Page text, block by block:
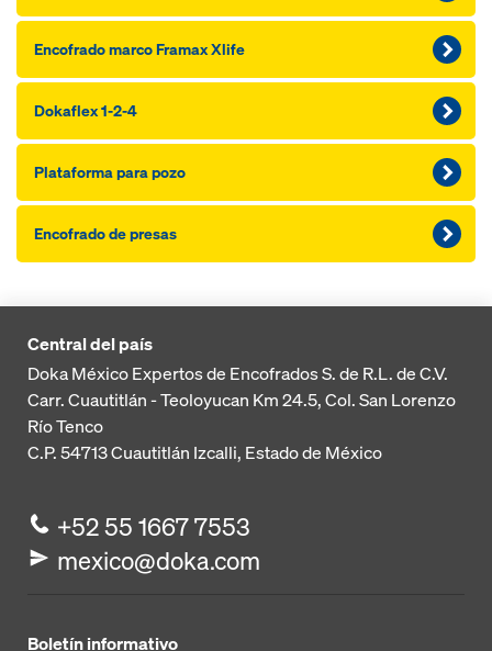
Encofrado marco Framax Xlife
Dokaflex 1-2-4
Plataforma para pozo
Encofrado de presas
Central del país
Doka México Expertos de Encofrados S. de R.L. de C.V.
Carr. Cuautitlán - Teoloyucan Km 24.5, Col. San Lorenzo
Río Tenco
C.P. 54713Cuautitlán Izcalli, Estado de México
+52 55 1667 7553
mexico@doka.com
Boletín informativo